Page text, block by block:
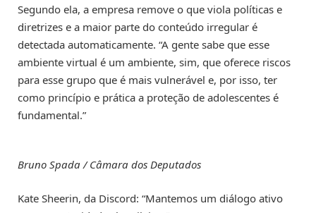
Segundo ela, a empresa remove o que viola políticas e
diretrizes e a maior parte do conteúdo irregular é
detectada automaticamente. “A gente sabe que esse
ambiente virtual é um ambiente, sim, que oferece riscos
para esse grupo que é mais vulnerável e, por isso, ter
como princípio e prática a proteção de adolescentes é
fundamental.”
Bruno Spada / Câmara dos Deputados
Kate Sheerin, da Discord: “Mantemos um diálogo ativo